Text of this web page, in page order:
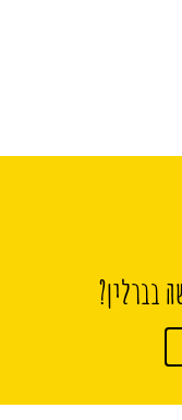
בברלין?